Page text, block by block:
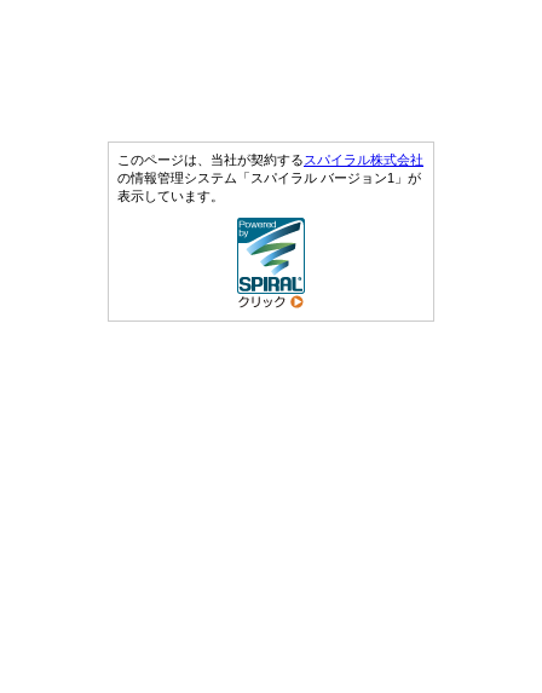
このページは、当社が契約するスパイラル株式会社
の情報管理システム「スパイラル バージョン1」が
表示しています。